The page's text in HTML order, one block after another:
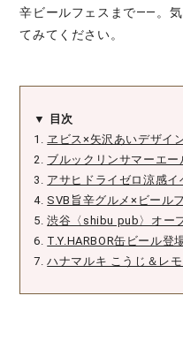
辛ビールフェスまで――。
てみてください。
▼ 目次
1.ヱビス×矢沢あいデザイ
2. ブルックリンサマーエー
3. アサヒドライゼロ涼感イ
4.SVB旨辛グルメ×ビール
5.渋谷〈shibu pub〉オー
6. T.Y.HARBOR缶ビール登
7.ハナマルキ こうじ＆レ